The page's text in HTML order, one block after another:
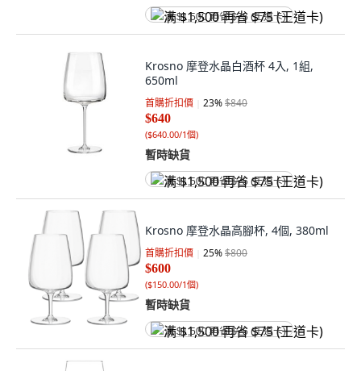
满 $1,500 再省 $75 (王道卡)
Krosno 摩登水晶白酒杯 4入, 1組,
650ml
首購折扣價 23%$840
$640
($640.00/1個)
暫時缺貨
满 $1,500 再省 $75 (王道卡)
Krosno 摩登水晶高腳杯, 4個, 380ml
首購折扣價 25%$800
$600
($150.00/1個)
暫時缺貨
满 $1,500 再省 $75 (王道卡)